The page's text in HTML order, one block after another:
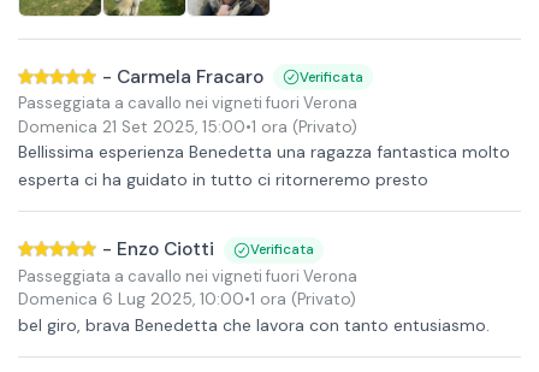
- Carmela Fracaro Verificata
Passeggiata a cavallo nei vigneti fuori Verona
Domenica 21 Set 2025, 15:00•1 ora (Privato)
Bellissima esperienza Benedetta una ragazza fantastica molto
esperta ci ha guidato in tutto ci ritorneremo presto
- Enzo Ciotti Verificata
Passeggiata a cavallo nei vigneti fuori Verona
Domenica 6 Lug 2025, 10:00•1 ora (Privato)
bel giro, brava Benedetta che lavora con tanto entusiasmo.